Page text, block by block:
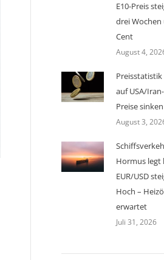
E10-Preis
drei Wochen
Cent
August 4,
auf USA/
Preise sinken
August 3,
Hormus legt
EUR/USD
Hoch –
erwartet
Juli 31, 2026